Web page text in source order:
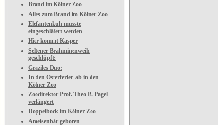
Brand im Kölner Zoo
Alles zum Brand im Kölner Zoo
Elefantenkuh musste
eingeschläfert werden
Hier kommt Kasper
Seltener Brahminenweih
geschlüpft:
Graziles Duo:
In den Osterferien ab in den
Kölner Zoo
Zoodirektor Prof. Theo B. Pagel
verlängert
Doppelbock im Kölner Zoo
Ameisenbär geboren